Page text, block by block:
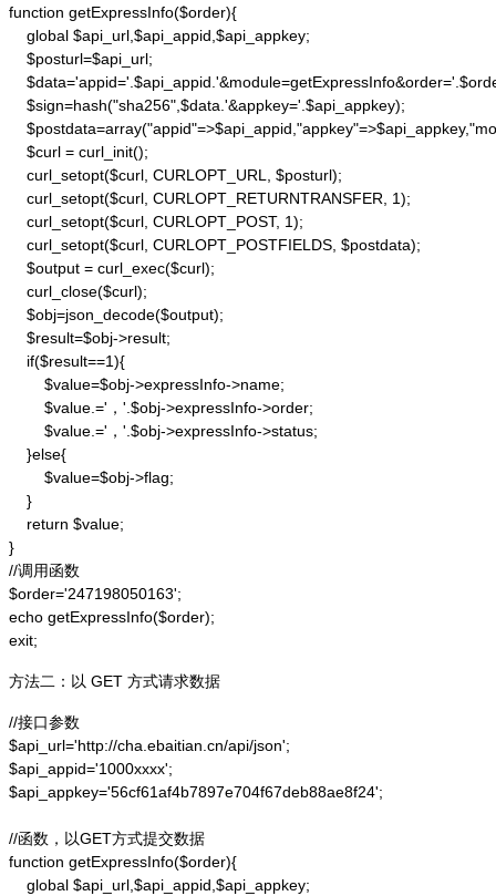
function getExpressInfo($order){
    global $api_url,$api_appid,$api_appkey;
    $posturl=$api_url;
    $sign=hash("sha256",$data.'&appkey='.$api_appkey);
    $curl = curl_init();
    curl_setopt($curl, CURLOPT_URL, $posturl);
    curl_setopt($curl, CURLOPT_RETURNTRANSFER, 1);
    curl_setopt($curl, CURLOPT_POST, 1);
    curl_setopt($curl, CURLOPT_POSTFIELDS, $postdata);
    $output = curl_exec($curl);
    curl_close($curl);
    $obj=json_decode($output);
    $result=$obj->result;
    if($result==1){
        $value=$obj->expressInfo->name;
        $value.='，'.$obj->expressInfo->order;
        $value.='，'.$obj->expressInfo->status;
    }else{
        $value=$obj->flag;
    }
    return $value;
}
//调用函数
$order='247198050163';
echo getExpressInfo($order);
exit;
方法二：以 GET 方式请求数据
//接口参数
$api_url='http://cha.ebaitian.cn/api/json';
$api_appid='1000xxxx';
$api_appkey='56cf61af4b7897e704f67deb88ae8f24';
//函数，以GET方式提交数据
function getExpressInfo($order){
    global $api_url,$api_appid,$api_appkey;